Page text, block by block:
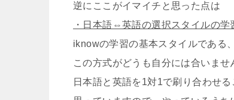
逆にここがイマイチと思った点は
・日本語⇔英語の選択スタイルの学
iknowの学習の基本スタイルである、
この方式がどうも自分には合いませ
日本語と英語を1対1で刷り合わせ